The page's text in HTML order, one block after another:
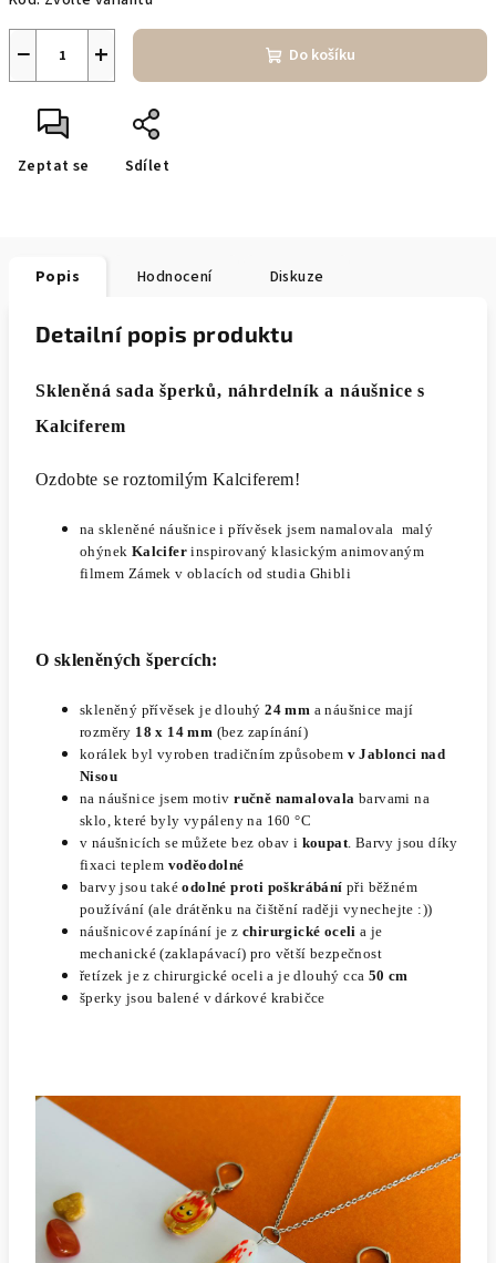
+
− Do košíku
Zeptat se Sdílet
Popis Hodnocení Diskuze
Detailní popis produktu
Skleněná sada šperků, náhrdelník a náušnice s
Kalciferem
Ozdobte seroztomilým Kalciferem!
na skleněné náušnice i přívěsek jsem namalovala malý
ohýnek Kalcifer inspirovaný klasickým animovaným
filmem Zámek v oblacích od studia Ghibli
O skleněných špercích:
skleněný přívěsek je dlouhý24 mm a náušnice mají
rozměry 18 x 14 mm (bez zapínání)
korálek byl vyroben tradičním způsobem v Jablonci nad
Nisou
na náušnice jsem motivručně namalovala barvami na
sklo, které byly vypáleny na 160 °C
v náušnicích se můžete bez obav i koupat. Barvy jsou díky
fixaci teplem voděodolné
barvy jsou takéodolné proti poškrábání při běžném
používání (ale drátěnku na čištění raději vynechejte :))
náušnicové zapínání je z chirurgické ocelia je
mechanické (zaklapávací) pro větší bezpečnost
řetízek je z chirurgické oceli a je dlouhý cca 50 cm
šperky jsou balené v dárkové krabičce